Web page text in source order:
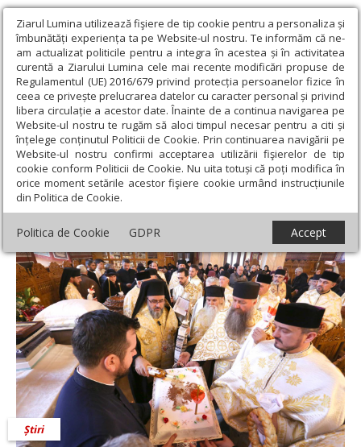
Ziarul Lumina utilizează fişiere de tip cookie pentru a personaliza și
îmbunătăți experiența ta pe Website-ul nostru. Te informăm că ne-
am actualizat politicile pentru a integra în acestea și în activitatea
curentă a Ziarului Lumina cele mai recente modificări propuse de
Regulamentul (UE) 2016/679 privind protecția persoanelor fizice în
ceea ce privește prelucrarea datelor cu caracter personal și privind
libera circulație a acestor date. Înainte de a continua navigarea pe
Website-ul nostru te rugăm să aloci timpul necesar pentru a citi și
înțelege conținutul Politicii de Cookie. Prin continuarea navigării pe
Website-ul nostru confirmi acceptarea utilizării fişierelor de tip
cookie conform Politicii de Cookie. Nu uita totuși că poți modifica în
orice moment setările acestor fişiere cookie urmând instrucțiunile
din Politica de Cookie.
Politica de Cookie GDPR Accept
Ziarul Lumina › Actualitate religioasă › Știri › Parastas la 7 ani
de la mutarea la Domnul a Arhiepiscopului Epifanie Norocel
Parastas la 7 ani de la mutarea la Domnul a
Arhiepiscopului Epifanie Norocel
Știri